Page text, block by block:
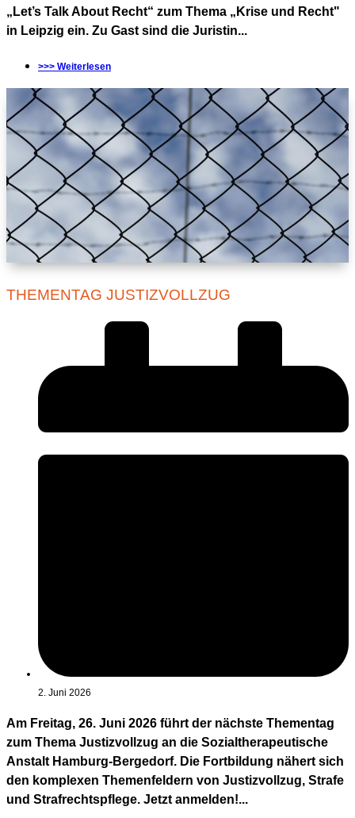
„Let’s Talk About Recht“ zum Thema „Krise und Recht"
in Leipzig ein. Zu Gast sind die Juristin...
>>> Weiterlesen
THEMENTAG JUSTIZVOLLZUG
2. Juni 2026
Am Freitag, 26. Juni 2026 führt der nächste Thementag
zum Thema Justizvollzug an die Sozialtherapeutische
Anstalt Hamburg-Bergedorf. Die Fortbildung nähert sich
den komplexen Themenfeldern von Justizvollzug, Strafe
und Strafrechtspflege. Jetzt anmelden!...